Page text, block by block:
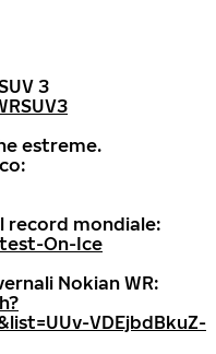
3
estreme.
record mondiale:
On-Ice
Nokian WR:
VDEjbdBkuZ-